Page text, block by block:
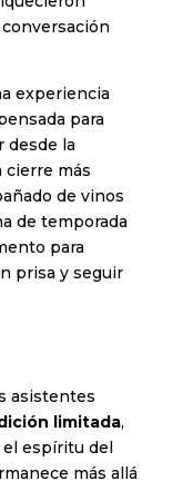
experiencia
para
desde la
cierre más
de vinos
de temporada
para
prisa y seguir
asistentes
limitada,
espíritu del
más allá